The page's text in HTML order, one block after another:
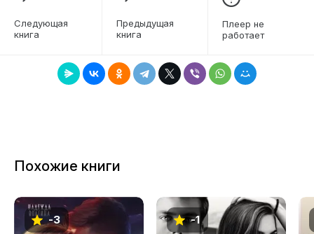
7
12
13
14
Следующая
книга
Предыдущая
книга
Плеер не
работает
Похожие книги
-3 -1